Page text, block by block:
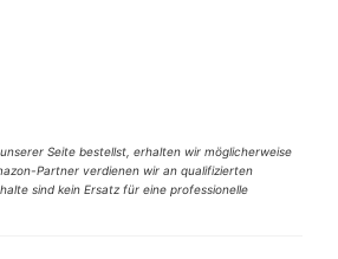
Seite bestellst, erhalten wir möglicherweise
Partner verdienen wir an qualifizierten
sind kein Ersatz für eine professionelle